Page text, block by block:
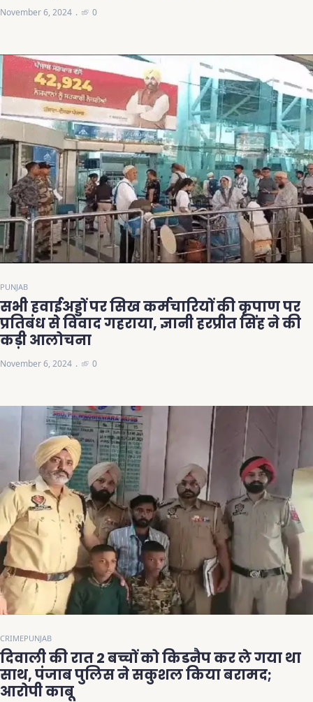
November 6, 2024 0
PUNJAB
सभी हवाईअड्डों पर सिख कर्मचारियों की कृपाण पर
प्रतिबंध से विवाद गहराया, ज्ञानी हरप्रीत सिंह ने की
कड़ी आलोचना
November 6, 2024 0
CRIMEPUNJAB
दिवाली की रात 2 बच्चों को किडनैप कर ले गया था
साथ, पंजाब पुलिस ने सकुशल किया बरामद;
आरोपी काबू